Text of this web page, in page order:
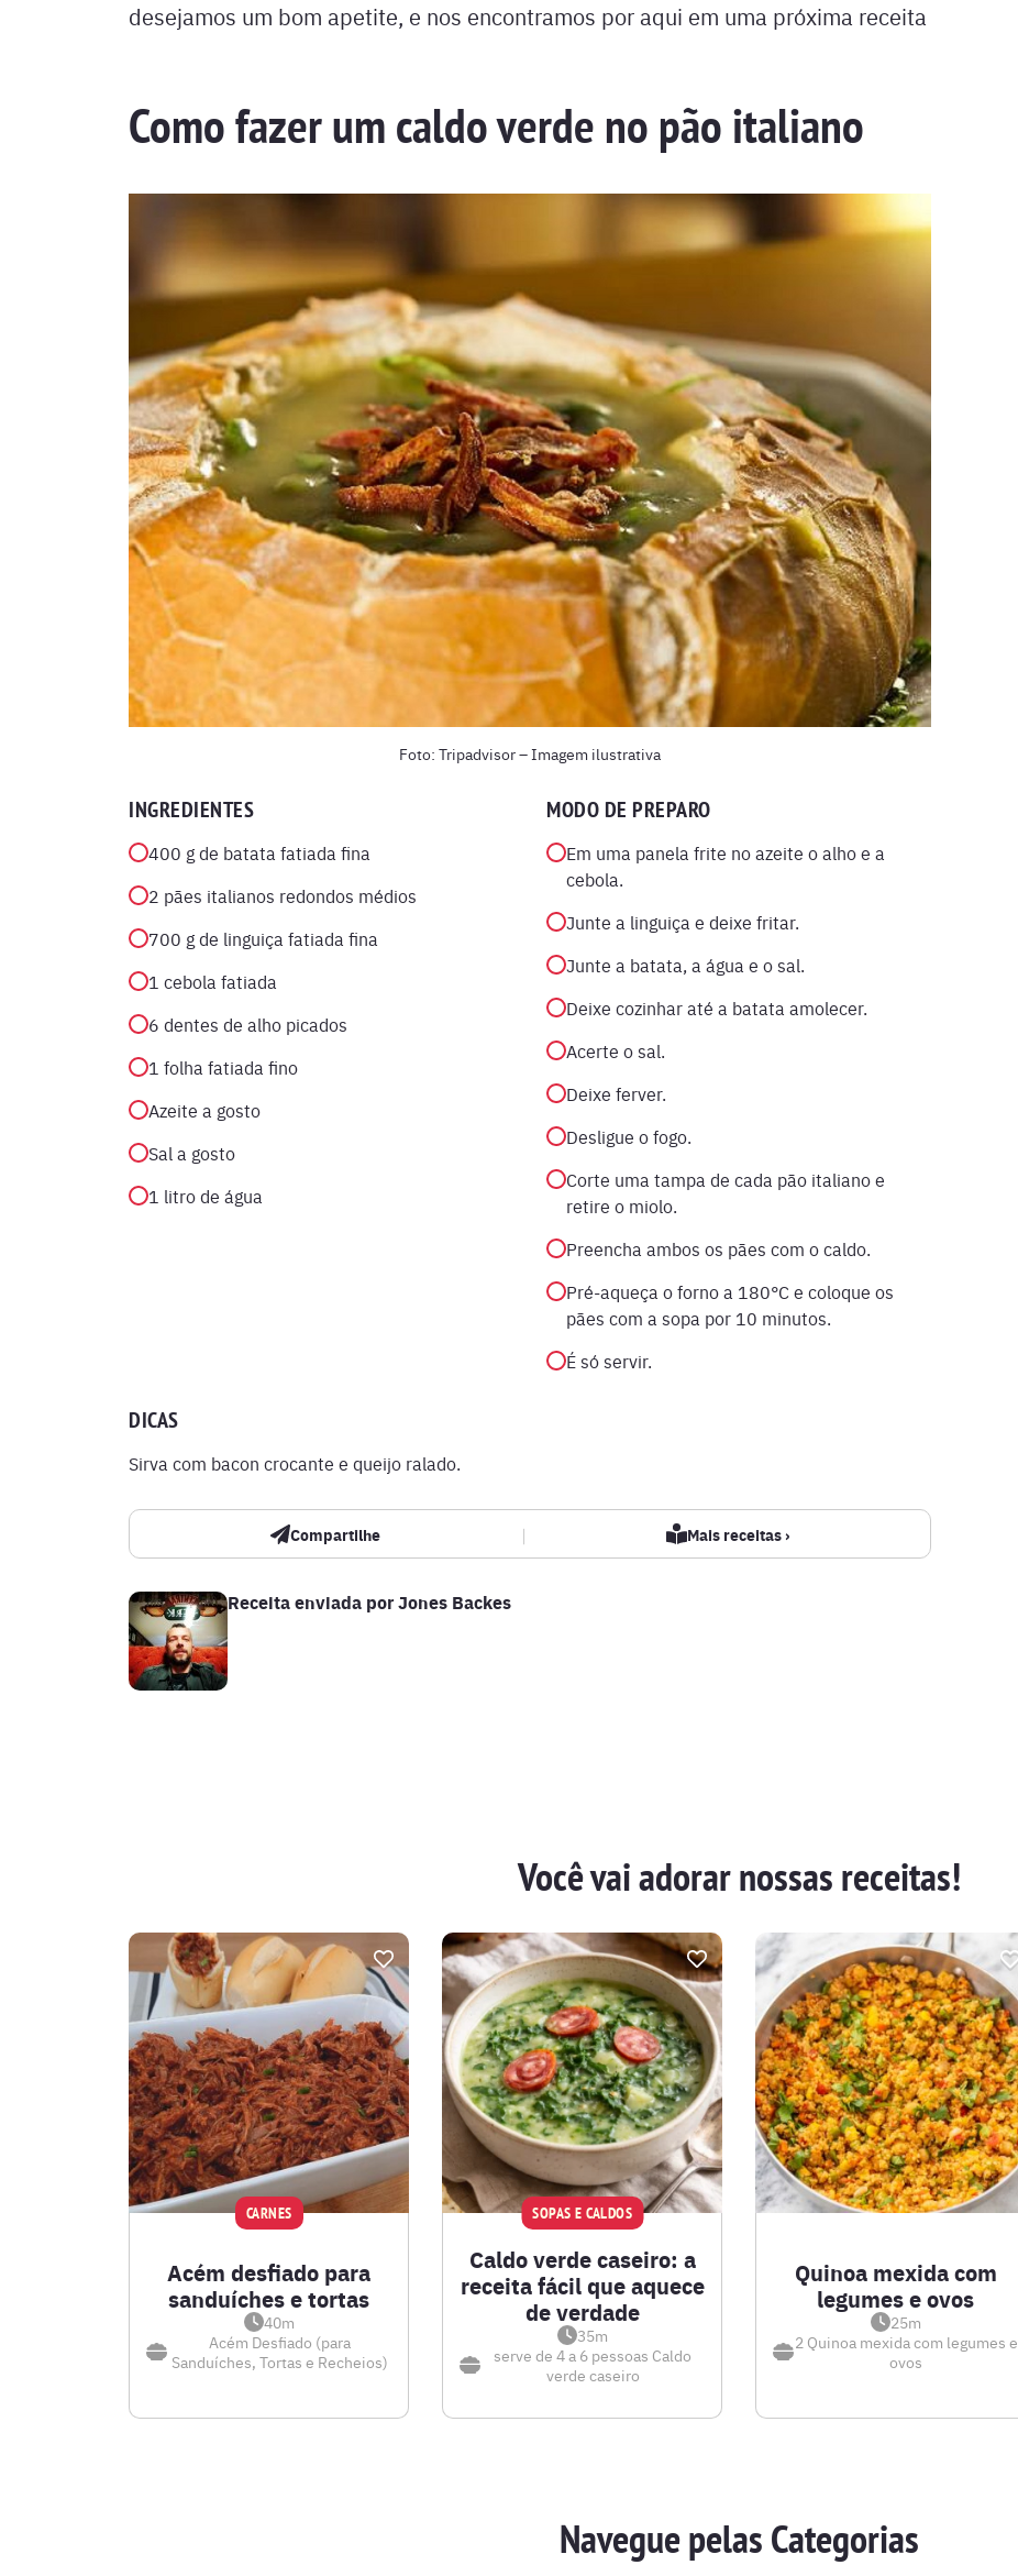
desejamos um bom apetite, e nos encontramos por aqui em uma próxima receita
Como fazer um caldo verde no pão italiano
Foto: Tripadvisor – Imagem ilustrativa
INGREDIENTES
400 g de batata fatiada fina
2 pães italianos redondos médios
700 g de linguiça fatiada fina
1 cebola fatiada
6 dentes de alho picados
1 folha fatiada fino
Azeite a gosto
Sal a gosto
1 litro de água
MODO DE PREPARO
Em uma panela frite no azeite o alho e a
cebola.
Junte a linguiça e deixe fritar.
Junte a batata, a água e o sal.
Deixe cozinhar até a batata amolecer.
Acerte o sal.
Deixe ferver.
Desligue o fogo.
Corte uma tampa de cada pão italiano e
retire o miolo.
Preencha ambos os pães com o caldo.
Pré-aqueça o forno a 180°C e coloque os
pães com a sopa por 10 minutos.
É só servir.
DICAS
Sirva com bacon crocante e queijo ralado.
Compartilhe | Mais receitas ›
Receita enviada porJones Backes
Você vai adorar nossas receitas!
CARNES
Acém desfiado para
sanduíches e tortas
40m
Acém Desfiado (para
Sanduíches, Tortas e Recheios)
SOPAS E CALDOS
Caldo verde caseiro: a
receita fácil que aquece
de verdade
35m
serve de 4 a 6 pessoas Caldo
verde caseiro
Quinoa mexida com
legumes e ovos
25m
2 Quinoa mexida com legumes e
ovos
Navegue pelas Categorias